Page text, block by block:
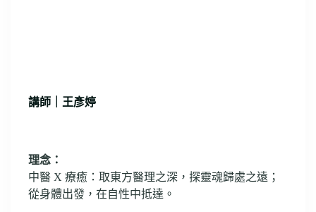
講師｜王彥婷
理念：
中醫 X 療癒：取東方醫理之深，探靈魂歸處之遠；
從身體出發，在自性中抵達。